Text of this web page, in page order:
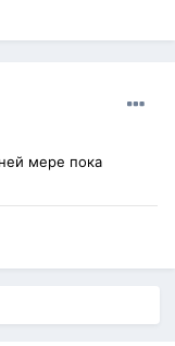
мере пока